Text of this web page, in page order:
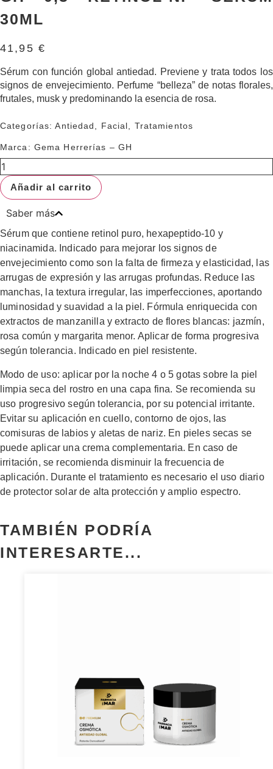
30ML
41,95 €
Sérum con función global antiedad. Previene y trata todos los
signos de envejecimiento. Perfume “belleza” de notas florales,
frutales, musk y predominando la esencia de rosa.
Categorías:Antiedad Facial Tratamientos
Marca: Gema Herrerías – GH
GH
0,3
RETINOL-
NP
SERUM
30ML
cantidad
Añadir al carrito
Saber más
Sérum que contiene retinol puro, hexapeptido-10 y
niacinamida. Indicado para mejorar los signos de
envejecimiento como son la falta de firmeza y elasticidad, las
arrugas de expresión y las arrugas profundas. Reduce las
manchas, la textura irregular, las imperfecciones, aportando
luminosidad y suavidad a la piel. Fórmula enriquecida con
extractos de manzanilla y extracto de flores blancas: jazmín,
rosa común y margarita menor. Aplicar de forma progresiva
según tolerancia. Indicado en piel resistente.
Modo de uso: aplicar por la noche 4 o 5 gotas sobre la piel
limpia seca del rostro en una capa fina. Se recomienda su
uso progresivo según tolerancia, por su potencial irritante.
Evitar su aplicación en cuello, contorno de ojos, las
comisuras de labios y aletas de nariz. En pieles secas se
puede aplicar una crema complementaria. En caso de
irritación, se recomienda disminuir la frecuencia de
aplicación. Durante el tratamiento es necesario el uso diario
de protector solar de alta protección y amplio espectro.
TAMBIÉN PODRÍA
INTERESARTE...